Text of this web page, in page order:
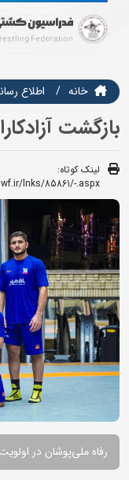
خانه اطلاع
بازگشت
لینک کوتاه:
lnks/85861/-.aspx
رفاه ملی‌پوشان در